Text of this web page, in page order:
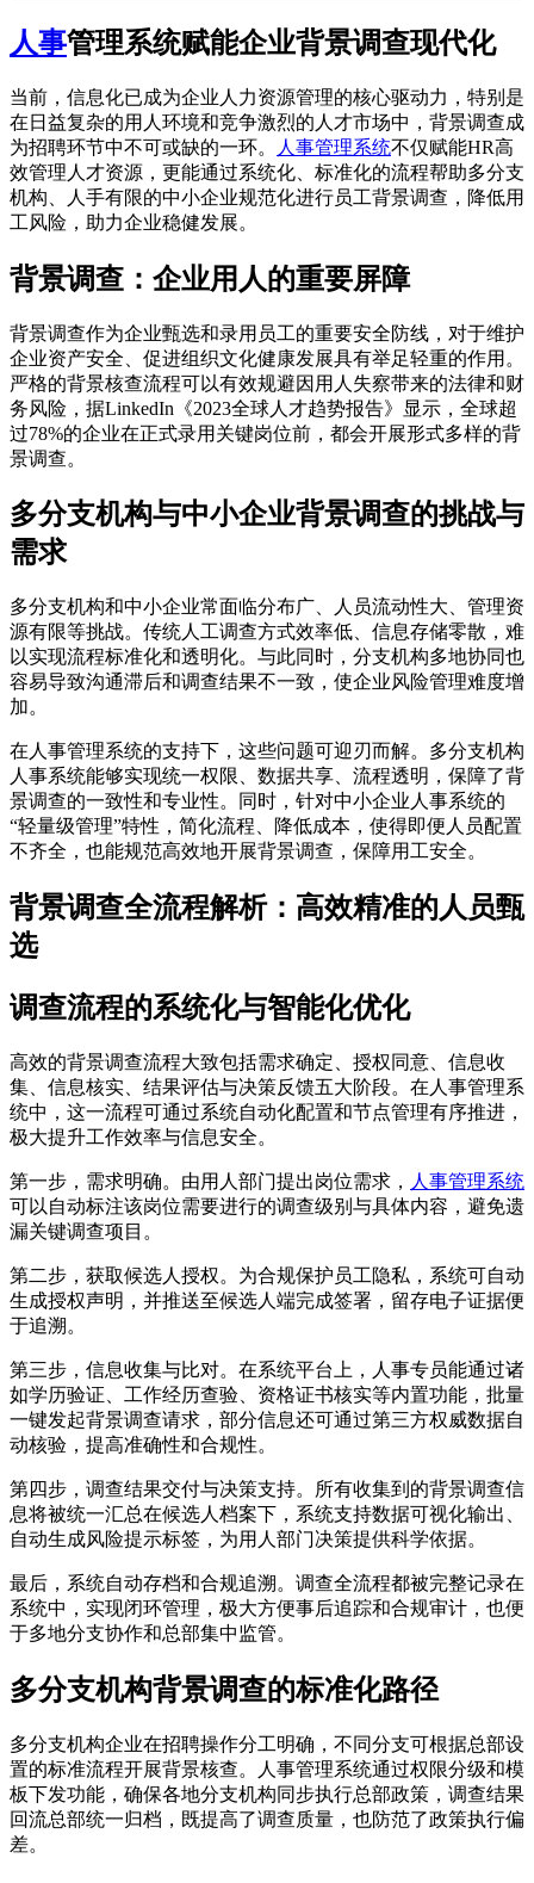
人事管理系统赋能企业背景调查现代化
当前，信息化已成为企业人力资源管理的核心驱动力，特别是
在日益复杂的用人环境和竞争激烈的人才市场中，背景调查成
为招聘环节中不可或缺的一环。
人事管理系统不仅赋能HR高
效管理人才资源，更能通过系统化、标准化的流程帮助多分支
机构、人手有限的中小企业规范化进行员工背景调查，降低用
工风险，助力企业稳健发展。
背景调查：企业用人的重要屏障
背景调查作为企业甄选和录用员工的重要安全防线，对于维护
企业资产安全、促进组织文化健康发展具有举足轻重的作用。
严格的背景核查流程可以有效规避因用人失察带来的法律和财
务风险，据LinkedIn《2023全球人才趋势报告》显示，全球超
过78%的企业在正式录用关键岗位前，都会开展形式多样的背
景调查。
多分支机构与中小企业背景调查的挑战与
需求
多分支机构和中小企业常面临分布广、人员流动性大、管理资
源有限等挑战。传统人工调查方式效率低、信息存储零散，难
以实现流程标准化和透明化。与此同时，分支机构多地协同也
容易导致沟通滞后和调查结果不一致，使企业风险管理难度增
加。
在人事管理系统的支持下，这些问题可迎刃而解。多分支机构
人事系统能够实现统一权限、数据共享、流程透明，保障了背
景调查的一致性和专业性。同时，针对中小企业人事系统的
“轻量级管理”特性，简化流程、降低成本，使得即便人员配置
不齐全，也能规范高效地开展背景调查，保障用工安全。
背景调查全流程解析：高效精准的人员甄
选
调查流程的系统化与智能化优化
高效的背景调查流程大致包括需求确定、授权同意、信息收
集、信息核实、结果评估与决策反馈五大阶段。在人事管理系
统中，这一流程可通过系统自动化配置和节点管理有序推进，
极大提升工作效率与信息安全。
第一步，需求明确。由用人部门提出岗位需求， 人事管理系统
可以自动标注该岗位需要进行的调查级别与具体内容，避免遗
漏关键调查项目。
第二步，获取候选人授权。为合规保护员工隐私，系统可自动
生成授权声明，并推送至候选人端完成签署，留存电子证据便
于追溯。
第三步，信息收集与比对。在系统平台上，人事专员能通过诸
如学历验证、工作经历查验、资格证书核实等内置功能，批量
一键发起背景调查请求，部分信息还可通过第三方权威数据自
动核验，提高准确性和合规性。
第四步，调查结果交付与决策支持。所有收集到的背景调查信
息将被统一汇总在候选人档案下，系统支持数据可视化输出、
自动生成风险提示标签，为用人部门决策提供科学依据。
最后，系统自动存档和合规追溯。调查全流程都被完整记录在
系统中，实现闭环管理，极大方便事后追踪和合规审计，也便
于多地分支协作和总部集中监管。
多分支机构背景调查的标准化路径
多分支机构企业在招聘操作分工明确，不同分支可根据总部设
置的标准流程开展背景核查。人事管理系统通过权限分级和模
板下发功能，确保各地分支机构同步执行总部政策，调查结果
回流总部统一归档，既提高了调查质量，也防范了政策执行偏
差。